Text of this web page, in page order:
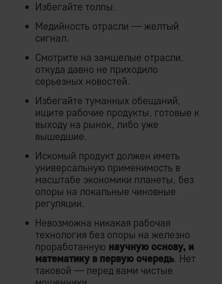
Избегайте толпы.
Медийность отрасли — желтый
сигнал.
Смотрите на замшелые отрасли,
откуда давно не приходило
серьезных новостей.
Избегайте туманных обещаний,
ищите рабочие продукты, готовые к
выходу на рынок, либо уже
вышедшие.
Искомый продукт должен иметь
универсальную применимость в
масштабе экономики планеты, без
опоры на локальные чиновные
регуляции.
Невозможна никакая рабочая
технология без опоры на железно
проработанную научную основу, и
математику в первую очередь. Нет
таковой — перед вами чистые